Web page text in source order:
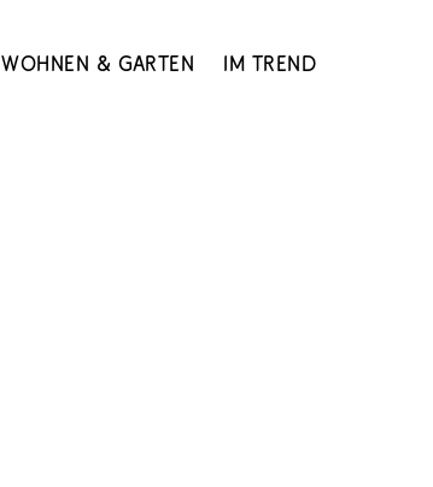
Wohnen & Garten Im Trend